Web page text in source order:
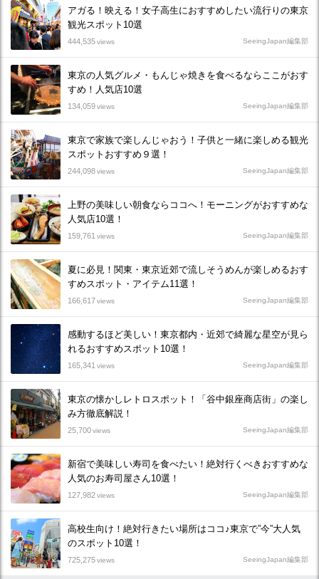
アガる！映える！女子高生におすすめしたい流行りの東京
観光スポット10選
444,535views SeeingJapan編集部
東京の人気グルメ・もんじゃ焼きを食べるならここがおす
すめ！人気店10選
134,059views SeeingJapan編集部
東京で家族で楽しんじゃおう！子供と一緒に楽しめる観光
スポットおすすめ９選！
244,098views SeeingJapan編集部
上野の美味しい朝食ならココへ！モーニングがおすすめな
人気店10選！
159,761 views SeeingJapan編集部
夏に必見！関東・東京近郊で流しそうめんが楽しめるおす
すめスポット・アイテム11選！
166,617views SeeingJapan編集部
感動するほど美しい！東京都内・近郊で綺麗な星空が見ら
れるおすすめスポット10選！
165,341 views SeeingJapan編集部
東京の懐かしレトロスポット！「谷中銀座商店街」の楽し
み方徹底解説！
25,700views SeeingJapan編集部
新宿で美味しい寿司を食べたい！絶対行くべきおすすめな
人気のお寿司屋さん10選！
127,982views SeeingJapan編集部
高校生向け！絶対行きたい場所はココ♪東京で”今”大人気
のスポット10選！
725,275views SeeingJapan編集部